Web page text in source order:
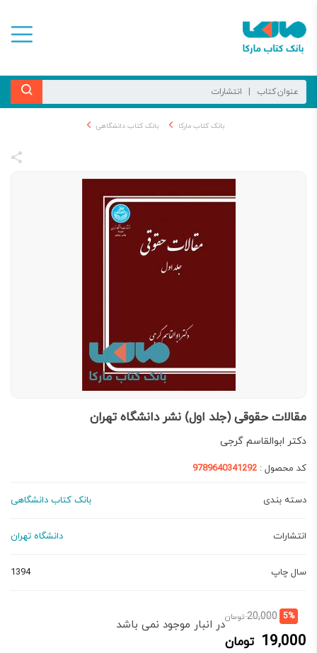
بانک کتاب مارکا بانک کتاب دانشگاهی
مقالات حقوقی (جلد اول) نشر دانشگاه تهران
دکتر ابوالقاسم گرجی
کد محصول : 9789640341292
دسته بندی بانک کتاب دانشگاهی
انتشارات دانشگاه تهران
سال چاپ 1394
5%
20,000 تومانقیمت
اصلی:
19,000 تومان
قیمت
فعلی:
19,000 تومان.
در انبار موجود نمی باشد